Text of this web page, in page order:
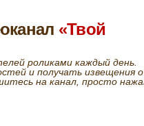
«Твой
роликами каждый день.
и получать извещения о
на канал, просто